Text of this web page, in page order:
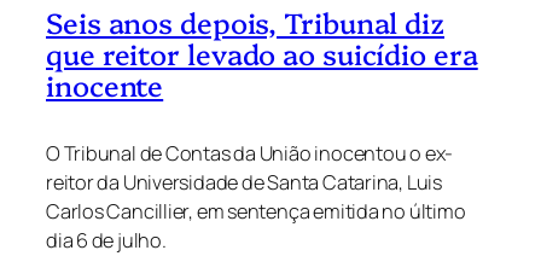
Seis anos depois, Tribunal diz
que reitor levado ao suicídio era
inocente
O Tribunal de Contas da União inocentou o ex-
reitor da Universidade de Santa Catarina, Luis
Carlos Cancillier, em sentença emitida no último
dia 6 de julho.